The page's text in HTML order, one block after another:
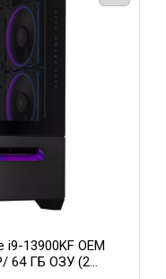
13900KF OEM
64 ГБ ОЗУ (2